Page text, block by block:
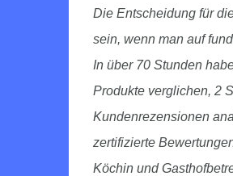
Die Entscheidung für
sein, wenn man auf
In über 70 Stunden
Produkte verglichen, 2
Kundenrezensionen
zertifizierte
Köchin und